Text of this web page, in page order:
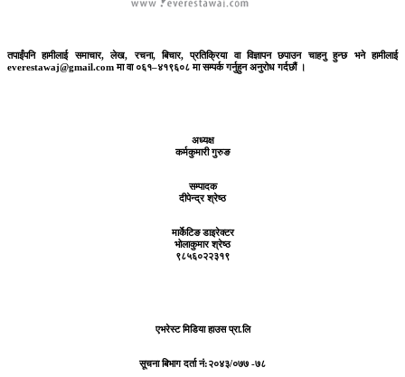
तपाईंपनि हामीलाई समाचार, लेख, रचना, बिचार, प्रतिक्रिया वा विज्ञापन छपाउन चाहनु हुन्छ भने हामीलाई
everestawaj@gmail.com मा वा ०६१–४१९६०८ मा सम्पर्क गर्नुहुन अनुरोध गर्दछौं ।
अध्यक्ष
कर्मकुमारी गुरुङ
सम्पादक
दीपेन्द्र श्रेष्ठ
मार्केटिङ डाइरेक्टर
भोलाकुमार श्रेष्ठ
९८५६०२२३१९
एभरेस्ट मिडिया हाउस प्रा.लि
सूचना बिभाग दर्ता नं:२०४३/०७७ -७८